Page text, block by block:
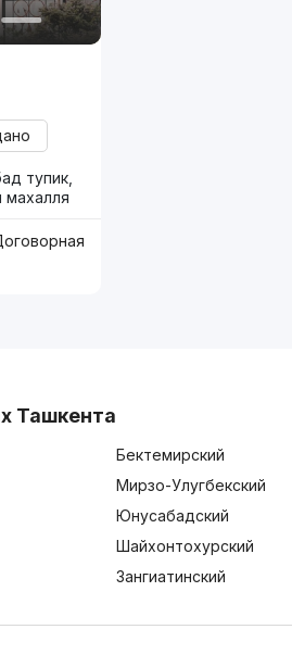
тупик,
Ташкента
Бектемирский
Мирзо-Улугбекский
Юнусабадский
Шайхонтохурский
Зангиатинский